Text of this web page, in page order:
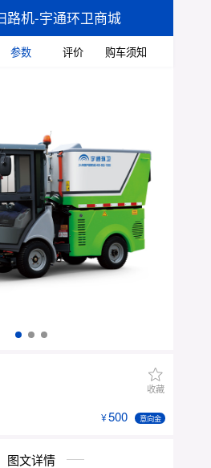
路机-宇通环卫商城
参数 评价 购车须知
收藏
500 意向金
图文详情